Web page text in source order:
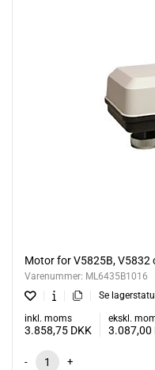
Motor for V5825B, V5832
Varenummer: ML6435B1016
Se
inkl. moms
3.858,75 DKK
ekskl.
3.087,00
- +